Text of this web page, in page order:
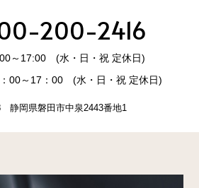
200-2416
～17:00 (水・日・祝 定休日)
00～17：00 (水・日・祝 定休日)
静岡県磐田市中泉2443番地1